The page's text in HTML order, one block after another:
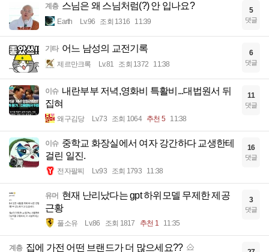
계층 스님은 왜 스님처럼(?) 안 입나요?
Earth Lv.96 조회 1316 11:39
5
댓글
기타 어느 남성의 교전기록
제르만크록 Lv.81 조회 1372 11:38
6
댓글
이슈 내란부부 저녁,영화비 특활비...대법원서 뒤
집혀
왜구김당 Lv.73 조회 1064 추천 5 11:38
11
댓글
이슈 중학교 화장실에서 여자 강간하다 교생한테
걸린 일진.
전자팔찌 Lv.93 조회 1793 11:38
16
댓글
유머 현재 난리났다는 gpt 하위모델 무제한 제공
근황
풀소유 Lv.86 조회 1817 추천 1 11:35
3
댓글
계층 집에 가전 어떤 브랜드가 더 많으세요??